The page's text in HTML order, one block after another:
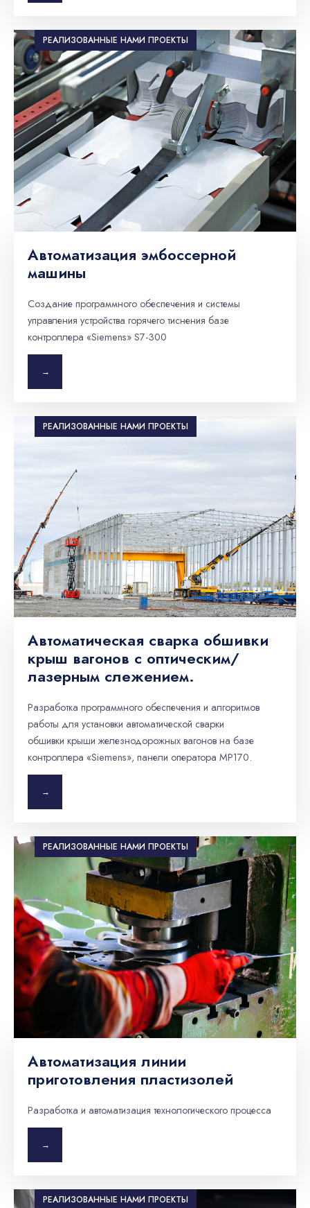
РЕАЛИЗОВАННЫЕ НАМИ ПРОЕКТЫ
Автоматизация эмбоссерной
машины
Создание программного обеспечения и системы
управления устройства горячего тиснения базе
контроллера «Siemens» S7-300
→
РЕАЛИЗОВАННЫЕ НАМИ ПРОЕКТЫ
Автоматическая сварка обшивки
крыш вагонов с оптическим/
лазерным слежением.
Разработка программного обеспечения и алгоритмов
работы для установки автоматической сварки
обшивки крыши железнодорожных вагонов на базе
контроллера «Siemens», панели оператора МР170.
→
РЕАЛИЗОВАННЫЕ НАМИ ПРОЕКТЫ
Автоматизация линии
приготовления пластизолей
Разработка и автоматизация технологического процесса
→
РЕАЛИЗОВАННЫЕ НАМИ ПРОЕКТЫ